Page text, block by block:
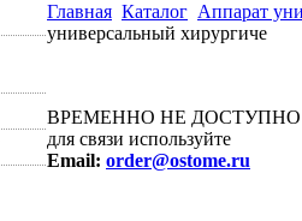
Главная Каталог Аппарат
универсальный хирургиче
ВРЕМЕННО НЕ ДОСТУПНО
для связи используйте
Email: order@ostome.ru